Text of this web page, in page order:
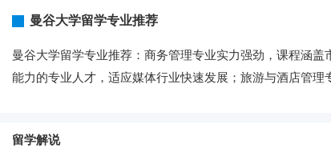
曼谷大学留学专业推荐
曼谷大学留学专业推荐：商务管理专业实力强劲，课程涵
能力的专业人才，适应媒体行业快速发展；旅游与酒店管
留学解说